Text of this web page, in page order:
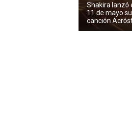
Shakira lanzó
11 de mayo
canción